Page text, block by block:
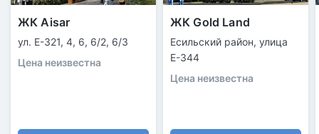
ЖК Aisar
ул. Е-321, 4, 6, 6/2, 6/3
Цена неизвестна
ЖК Gold Land
Есильский район, улица
Е-344
Цена неизвестна